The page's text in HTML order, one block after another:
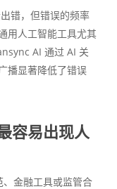
错，但错误的频率
用人工智能工具尤其
AI 通过 AI 关
播显著降低了错误
容易出现人
金融工具或监管合